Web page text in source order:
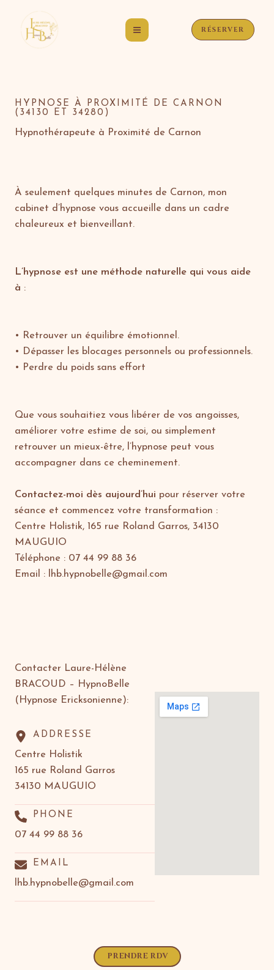
contenu
RÉSERVER
HYPNOSE À PROXIMITÉ DE CARNON
(34130 ET 34280)
Hypnothérapeute à Proximité de Carnon
À seulement quelques minutes de Carnon, mon
cabinet d’hypnose vous accueille dans un cadre
chaleureux et bienveillant.
L’hypnose est une méthode naturelle qui vous aide
à :
• Retrouver un équilibre émotionnel.
• Dépasser les blocages personnels ou professionnels.
• Perdre du poids sans effort
Que vous souhaitiez vous libérer de vos angoisses,
améliorer votre estime de soi, ou simplement
retrouver un mieux-être, l’hypnose peut vous
accompagner dans ce cheminement.
Contactez-moi dès aujourd’hui pour réserver votre
séance et commencez votre transformation :
Centre Holistik, 165 rue Roland Garros, 34130
MAUGUIO
Téléphone : 07 44 99 88 36
Email : lhb.hypnobelle@gmail.com
Contacter Laure-Hélène
BRACOUD – HypnoBelle
(Hypnose Ericksonienne):
ADDRESSE
Centre Holistik
165 rue Roland Garros
34130 MAUGUIO
PHONE
07 44 99 88 36
EMAIL
lhb.hypnobelle@gmail.com
PRENDRE RDV